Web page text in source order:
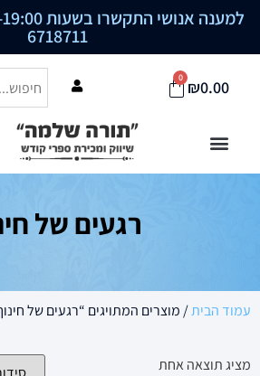
למענה אנושי התקשרו בשעות 09:00-19:00 לטלפון
6718711
₪0.00
0
רגעים של
עמוד הבית/ מוצרים המתויגים “רגעים של
מציג תוצאה אחת